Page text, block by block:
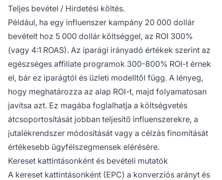
Teljes bevétel / Hirdetési költés.
Például, ha egy influenszer kampány 20 000 dollár
bevételt hoz 5 000 dollár költséggel, az ROI 300%
(vagy 4:1 ROAS). Az iparági irányadó értékek szerint az
egészséges affiliate programok 300-800% ROI-t érnek
el, bár ez iparágtól és üzleti modelltől függ. A lényeg,
hogy meghatározza az alap ROI-t, majd folyamatosan
javítsa azt. Ez magába foglalhatja a költségvetés
átcsoportosítását jobban teljesítő influenszerekre, a
jutalékrendszer módosítását vagy a célzás finomítását
értékesebb ügyfélszegmensek elérésére.
Kereset kattintásonként és bevételi mutatók
A kereset kattintásonként (EPC) a konverziós arányt és